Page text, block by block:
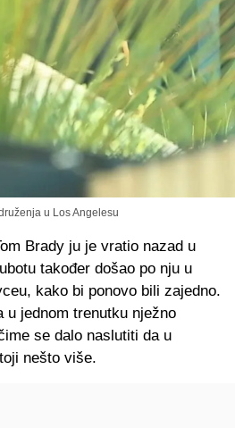
u Los Angelesu
Brady ju je vratio nazad u
također došao po nju u
kako bi ponovo bili zajedno.
u jednom trenutku nježno
se dalo naslutiti da u
nešto više.